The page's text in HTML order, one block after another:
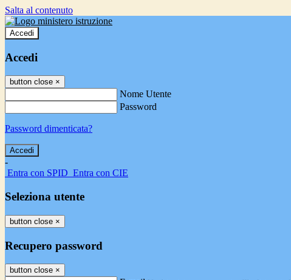
Salta al contenuto
Accedi
Accedi
button close ×
Nome Utente
Password
Password dimenticata?
-
Entra con SPID Entra con CIE
Seleziona utente
button close ×
Recupero password
button close ×